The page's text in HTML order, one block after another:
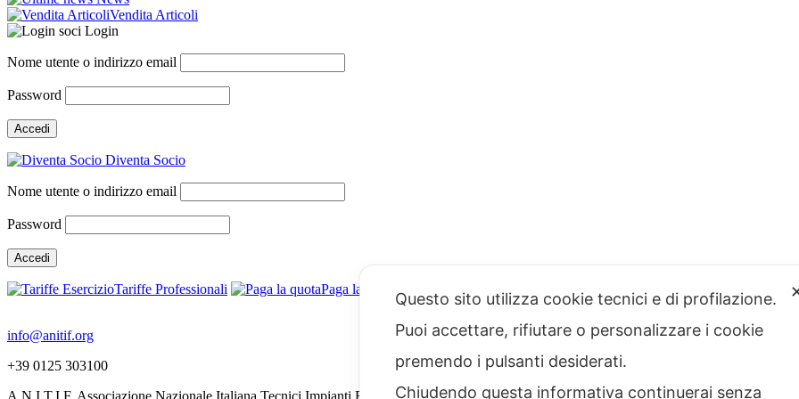
Vendita Articoli
Login
Nome utente o indirizzo email
Password
Diventa Socio
Nome utente o indirizzo email
Password
Tariffe Professionali Paga la quota
info@anitif.org
+39 0125 303100
Questo sito utilizza cookie tecnici e di profilazione.
Puoi accettare, rifiutare o personalizzare i cookie
premendo i pulsanti desiderati.
Chiudendo questa informativa continuerai senza